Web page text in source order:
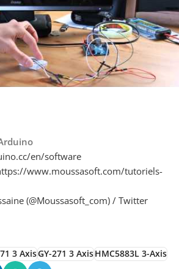
en/software
www.moussasoft.com/tutoriels-
(@Moussasoft_com) / Twitter
3 AxisGY-271 3 AxisHMC5883L 3-Axis